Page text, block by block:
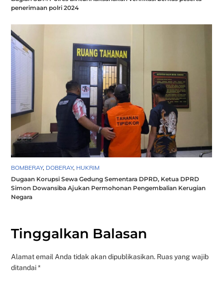
penerimaan polri 2024
BOMBERAY, DOBERAY, HUKRIM
Dugaan Korupsi Sewa Gedung Sementara DPRD, Ketua DPRD
Simon Dowansiba Ajukan Permohonan Pengembalian Kerugian
Negara
Tinggalkan Balasan
Alamat email Anda tidak akan dipublikasikan. Ruas yang wajib
ditandai*